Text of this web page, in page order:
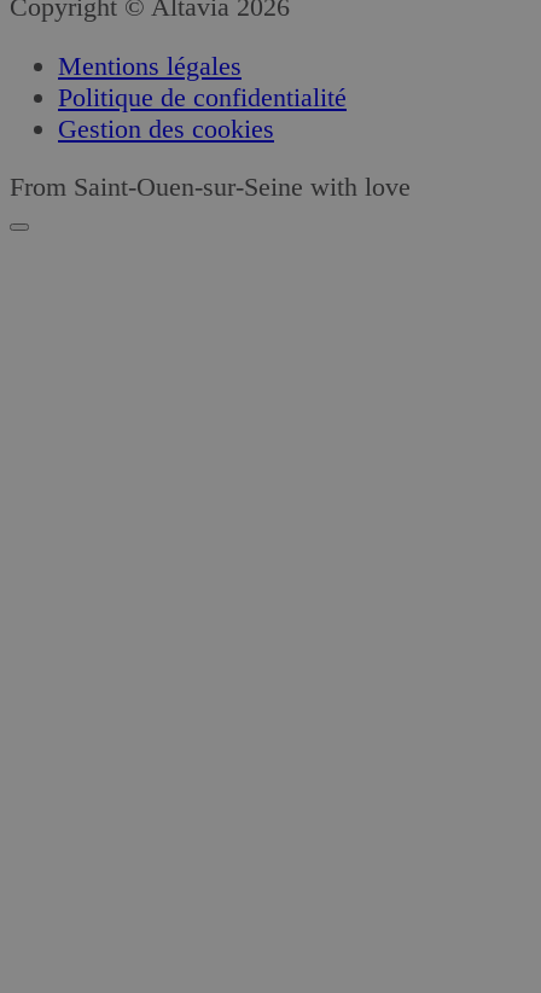
Copyright © Altavia 2026
Mentions légales
Politique de confidentialité
Gestion des cookies
From Saint-Ouen-sur-Seine with love